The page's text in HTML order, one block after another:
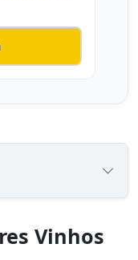
Vinhos